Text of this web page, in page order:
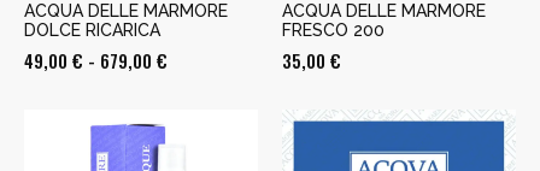
ACQUA DELLE MARMORE
DOLCE RICARICA
49,00 € - 679,00 €
ACQUA DELLE MARMORE
FRESCO 200
35,00 €